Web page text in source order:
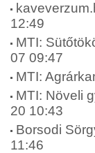
12:49
MTI:
07 09:47
MTI:
MTI: Növeli
20 10:43
Borsodi
11:46